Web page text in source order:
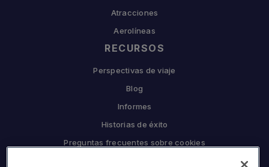
Atracciones
Aerolíneas
RECURSOS
Perspectivas de viaje
Blog
Informes
Historias de éxito
Preguntas frecuentes sobre cookies